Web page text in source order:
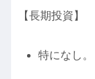
【長期投資】
特になし。